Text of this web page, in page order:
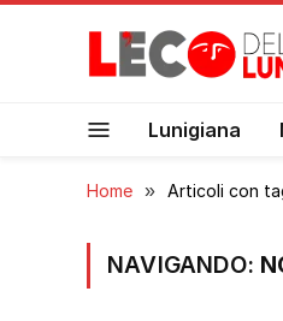
Lunigiana
Home » Articoli con
NAVIGANDO: